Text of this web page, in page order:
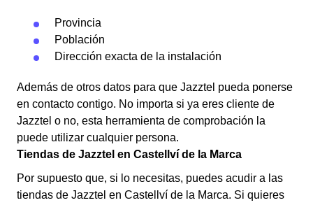
Provincia
Población
Dirección exacta de la instalación
Además de otros datos para que Jazztel pueda ponerse
en contacto contigo. No importa si ya eres cliente de
Jazztel o no, esta herramienta de comprobación la
puede utilizar cualquier persona.
Tiendas de Jazztel en Castellví de la Marca
Por supuesto que, si lo necesitas, puedes acudir a las
tiendas de Jazztel en Castellví de la Marca. Si quieres